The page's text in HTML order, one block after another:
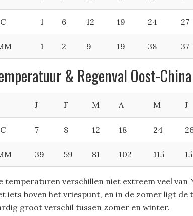
1 6 12 19 24 27
1 2 9 19 38 37
& Regenval Oost-China
J F M A M J
7 8 12 18 24
39 59 81 102 115
temperaturen verschillen niet extreem veel
iets boven het vriespunt, en in de zomer ligt
groot verschil tussen zomer en winter.